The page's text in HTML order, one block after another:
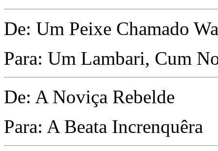
De: Um Peixe Chamado
Para: Um Lambari, Cum
De: A Noviça Rebelde
Para: A Beata Increnquêra